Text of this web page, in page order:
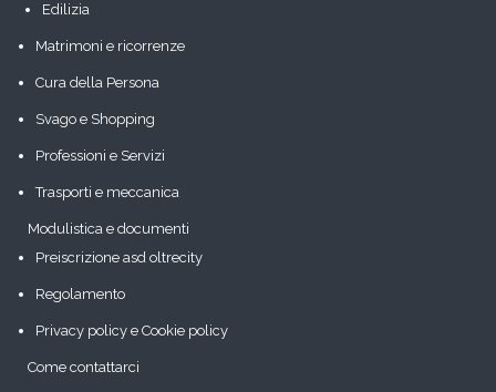
Edilizia
Matrimoni e ricorrenze
Cura della Persona
Svago e Shopping
Professioni e Servizi
Trasporti e meccanica
Modulistica e documenti
Preiscrizione asd oltrecity
Regolamento
Privacy policy e Cookie policy
Come contattarci